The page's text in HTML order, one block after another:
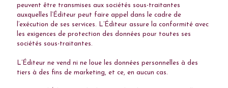
peuvent être transmises aux sociétés sous-traitantes
auxquelles l’Éditeur peut faire appel dans le cadre de
l’exécution de ses services. L’Éditeur assure la conformité avec
les exigences de protection des données pour toutes ses
sociétés sous-traitantes.
L’Éditeur ne vend ni ne loue les données personnelles à des
tiers à des fins de marketing, et ce, en aucun cas.